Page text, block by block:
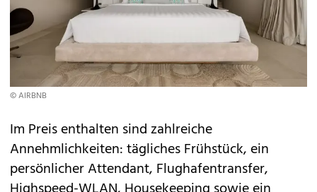
© AIRBNB
Im Preis enthalten sind zahlreiche
Annehmlichkeiten: tägliches Frühstück, ein
persönlicher Attendant, Flughafentransfer,